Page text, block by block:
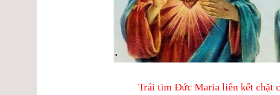
Trái tim Đức Maria liên kết chặt